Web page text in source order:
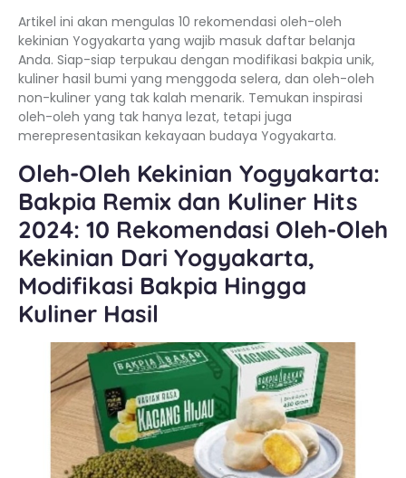
Artikel ini akan mengulas 10 rekomendasi oleh-oleh
kekinian Yogyakarta yang wajib masuk daftar belanja
Anda. Siap-siap terpukau dengan modifikasi bakpia unik,
kuliner hasil bumi yang menggoda selera, dan oleh-oleh
non-kuliner yang tak kalah menarik. Temukan inspirasi
oleh-oleh yang tak hanya lezat, tetapi juga
merepresentasikan kekayaan budaya Yogyakarta.
Oleh-Oleh Kekinian Yogyakarta:
Bakpia Remix dan Kuliner Hits
2024: 10 Rekomendasi Oleh-Oleh
Kekinian Dari Yogyakarta,
Modifikasi Bakpia Hingga
Kuliner Hasil